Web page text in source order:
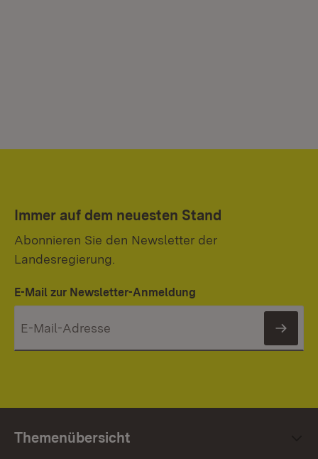
Immer auf dem neuesten Stand
Abonnieren Sie den Newsletter der
Landesregierung.
E-Mail zur Newsletter-Anmeldung
Themenübersicht